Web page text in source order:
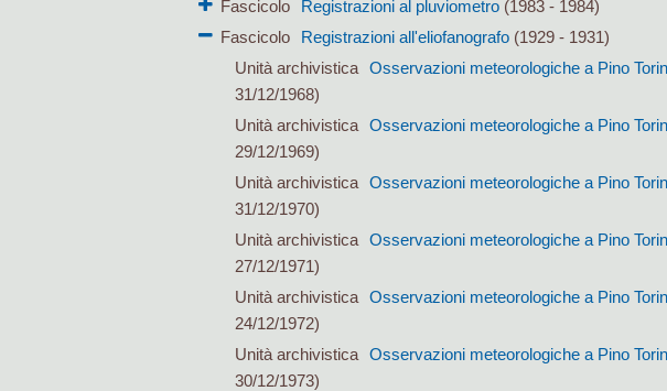
Fascicolo
Registrazioni al pluviometro(1983 - 1984)
Fascicolo
Registrazioni all'eliofanografo(1929 - 1931)
Unità archivistica Osservazioni meteorologiche a Pino
31/12/1968)
Unità archivistica Osservazioni meteorologiche a Pino
29/12/1969)
Unità archivistica Osservazioni meteorologiche a Pino
31/12/1970)
Unità archivistica Osservazioni meteorologiche a Pino
27/12/1971)
Unità archivistica Osservazioni meteorologiche a Pino
24/12/1972)
Unità archivistica Osservazioni meteorologiche a Pino
30/12/1973)